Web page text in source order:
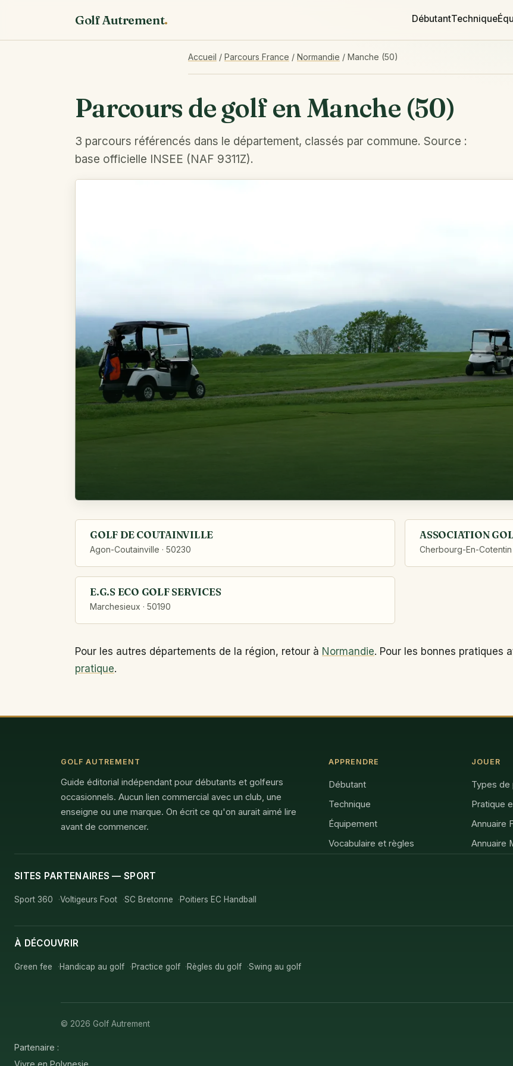
Golf Autrement. DébutantTechnique
Accueil / Parcours France / Normandie / Manche (50)
Parcours de golf en Manche (50)
3 parcours référencés dans le département, classés par commune. Source :
base officielle INSEE (NAF 9311Z).
GOLF DE COUTAINVILLE
Agon-Coutainville · 50230
ASSOCIATION
Cherbourg-En-Cotentin
E.G.S ECO GOLF SERVICES
Marchesieux · 50190
Pour les autres départements de la région, retour à Normandie. Pour les bonnes pratiques
pratique.
GOLF AUTREMENT
Guide éditorial indépendant pour débutants et golfeurs
occasionnels. Aucun lien commercial avec un club, une
enseigne ou une marque. On écrit ce qu'on aurait aimé lire
avant de commencer.
APPRENDRE
Débutant
Technique
Équipement
Vocabulaire et règles
JOUER
Types de
Pratique
Annuaire
Annuaire
SITES PARTENAIRES — SPORT
Sport 360 Voltigeurs Foot SC Bretonne Poitiers EC Handball
À DÉCOUVRIR
Green fee Handicap au golf Practice golf Règles du golf Swing au golf
© 2026 Golf Autrement
Partenaire :
Vivre en Polynesie